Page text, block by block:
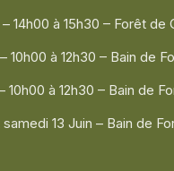
14h00 à 15h30 – Forêt
10h00 à 12h30 – Bain de
10h00 à 12h30 – Bain de
samedi 13 Juin – Bain de